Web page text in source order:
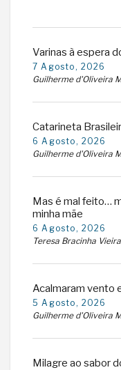
Varinas à espera
7 Agosto, 2026
Guilherme d'Oliveira
Catarineta
6 Agosto, 2026
Guilherme d'Oliveira
Mas é mal feito…
minha mãe
6 Agosto, 2026
Teresa Bracinha Vieira
Acalmaram vento
5 Agosto, 2026
Guilherme d'Oliveira
Milagre ao sabor